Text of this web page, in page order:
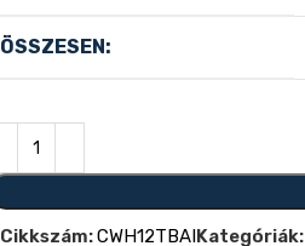
ÖSSZESEN:
Cikkszám:CWH12TBAIKategóriák: